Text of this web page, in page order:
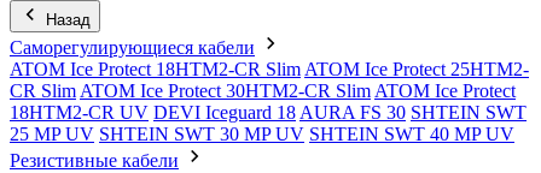
Назад
Саморегулирующиеся кабели
ATOM Ice Protect 18HTM2-CR Slim ATOM Ice Protect 25HTM2-
CR Slim ATOM Ice Protect 30HTM2-CR Slim ATOM Ice Protect
18HTM2-CR UV DEVI Iceguard 18 AURA FS 30 SHTEIN SWT
25 MP UV SHTEIN SWT 30 MP UV SHTEIN SWT 40 MP UV
Резистивные кабели